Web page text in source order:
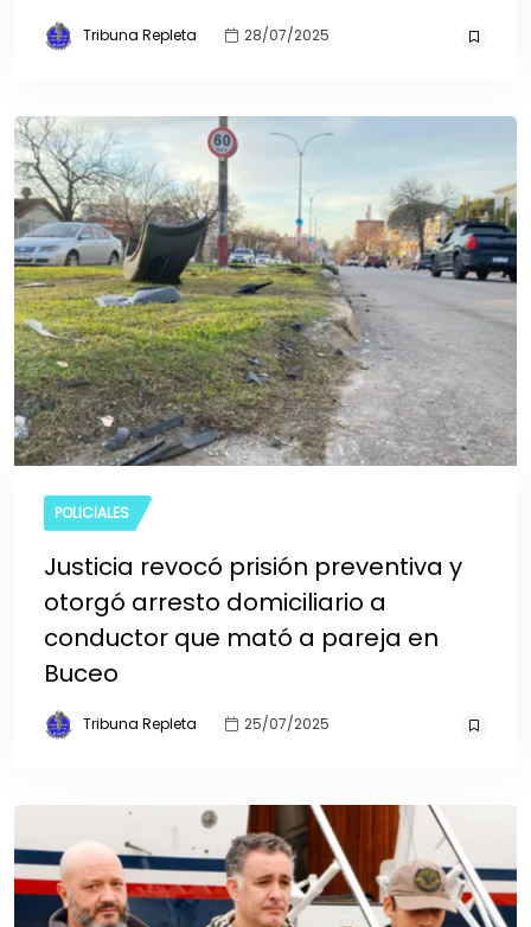
Tribuna Repleta 28/07/2025
POLICIALES
Justicia revocó prisión preventiva y
otorgó arresto domiciliario a
conductor que mató a pareja en
Buceo
Tribuna Repleta 25/07/2025